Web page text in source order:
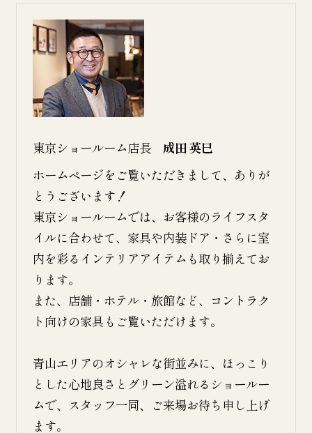
東京ショールーム店長 成田 英巳
ホームページをご覧いただきまして、ありが
とうございます！
東京ショールームでは、お客様のライフスタ
イルに合わせて、家具や内装ドア・さらに室
内を彩るインテリアアイテムも取り揃えてお
ります。
また、店舗・ホテル・旅館など、コントラク
ト向けの家具もご覧いただけます。
青山エリアのオシャレな街並みに、ほっこり
とした心地良さとグリーン溢れるショールー
ムで、スタッフ一同、ご来場お待ち申し上げ
ます。